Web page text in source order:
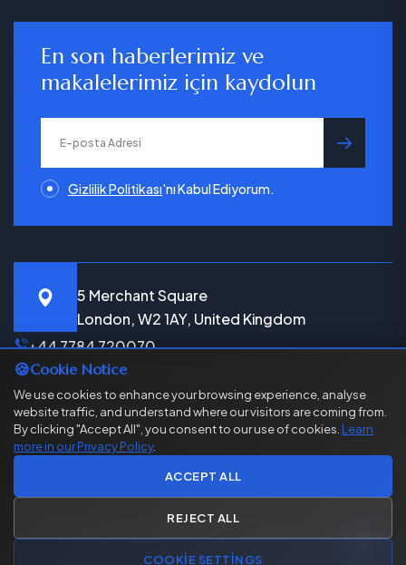
En son haberlerimiz ve
makalelerimiz için kaydolun
gönder
Gizlilik Politikası'nı Kabul Ediyorum.
5 Merchant Square
London, W2 1AY, United Kingdom
+44 7784 720070
info@bekenbeysolicitors.com
LinkedInInstagramYoutubeFacebook
Saklıdır.
🍪Cookie Notice
We use cookies to enhance your browsing experience, analyse
website traffic, and understand where our visitors are coming from.
By clicking "Accept All", you consent to our use of cookies. Learn
more in our Privacy Policy.
ACCEPT ALL
REJECT ALL
COOKIE SETTINGS